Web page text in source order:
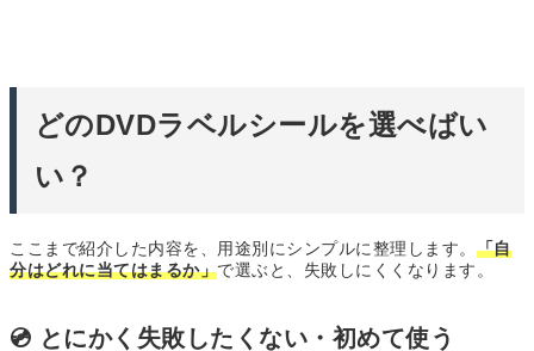
どのDVDラベルシールを選べばい
い？
ここまで紹介した内容を、用途別にシンプルに整理します。 「自
分はどれに当てはまるか」で選ぶと、失敗しにくくなります。
💿 とにかく失敗したくない・初めて使う